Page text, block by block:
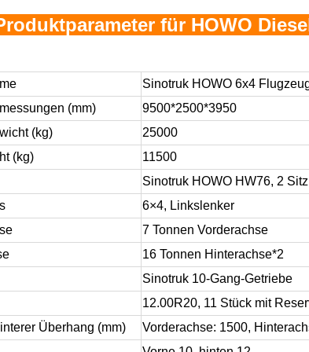
für HOWO
Sinotruk HOWO 6x4
(mm)
9500*2500*3950
(kg)
25000
(kg)
11500
Sinotruk HOWO HW76, 2
6×4, Linkslenker
7 Tonnen Vorderachse
16 Tonnen Hinterachse*2
Sinotruk 10-Gang-Getriebe
12.00R20, 11 Stück mit
Überhang (mm)
Vorderachse: 1500,